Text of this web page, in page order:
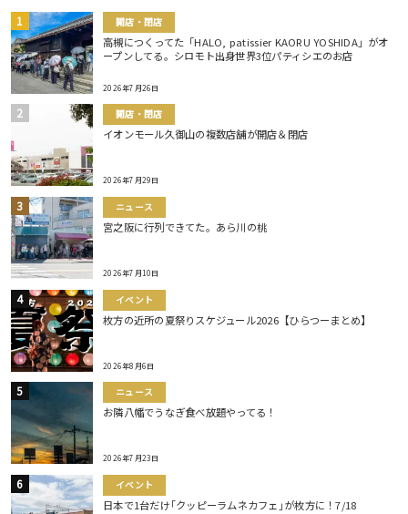
開店・閉店
高槻につくってた「HALO, patissier KAORU YOSHIDA」がオ
ープンしてる。シロモト出身世界3位パティシエのお店
2026年7月26日
開店・閉店
イオンモール久御山の複数店舗が開店＆閉店
2026年7月29日
ニュース
宮之阪に行列できてた。あら川の桃
2026年7月10日
イベント
枚方の近所の夏祭りスケジュール2026【ひらつーまとめ】
2026年8月6日
ニュース
お隣八幡でうなぎ食べ放題やってる！
2026年7月23日
イベント
日本で1台だけ｢クッピーラムネカフェ｣が枚方に！7/18